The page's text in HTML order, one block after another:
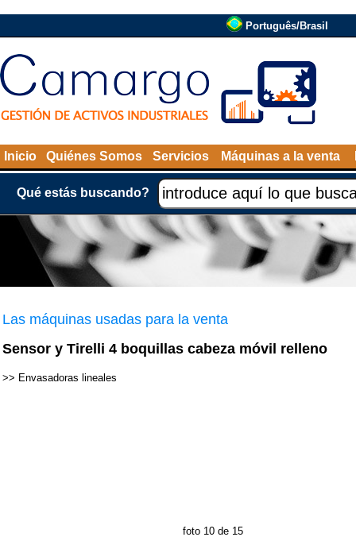
Português/Brasil
Inicio Quiénes Somos Servicios Máquinas a la venta
Qué estás buscando?
Las máquinas usadas para la venta
Sensor y Tirelli 4 boquillas cabeza móvil relleno
>> Envasadoras lineales
foto 10 de 15